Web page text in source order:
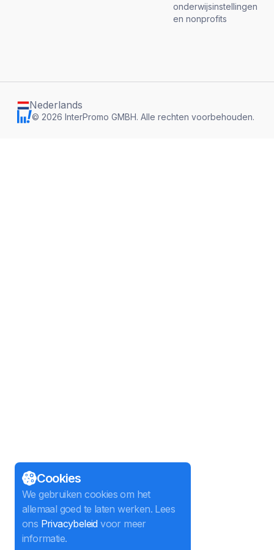
onderwijsinstellingen
en nonprofits
© 2026 InterPromo GMBH. Alle rechten voorbehouden.
Nederlands
Cookies
We gebruiken cookies om het
allemaal goed te laten werken. Lees
ons Privacybeleidvoor meer
informatie.